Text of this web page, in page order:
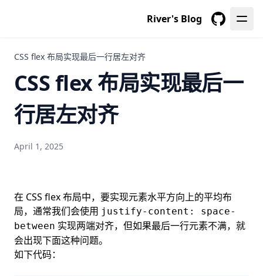
River's Blog
CSS flex 布局实现最后一行居左对齐
CSS flex 布局实现最后一
行居左对齐
April 1, 2025
在 CSS flex 布局中，要实现元素水平方向上的平均布
局，通常我们会使用 justify-content: space-
between 实现两端对齐，但如果最后一行元素不满，就
会出现下面这种问题。
如下代码：